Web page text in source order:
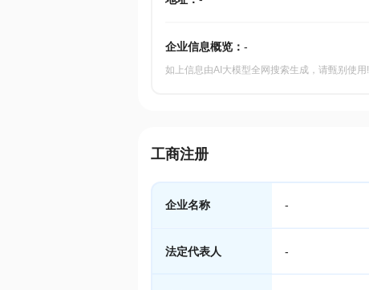
企业信息概览： -
如上信息由AI大模型全网搜索生成，请甄别使用!
工商注册
企业名称 -
法定代表人 -